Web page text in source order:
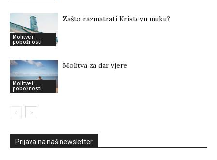
Molitve i
pobožnosti
Zašto razmatrati Kristovu muku?
Molitve i
pobožnosti
Molitva za dar vjere
Prijava na naš newsletter